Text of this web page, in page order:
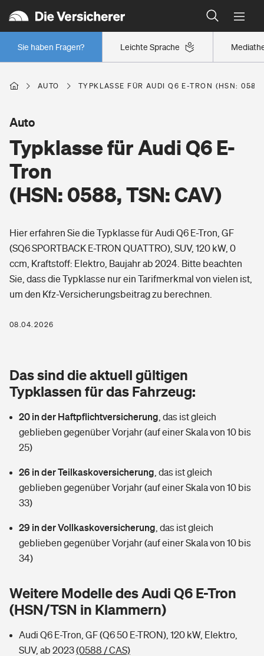
Leichte Sprache
Sie haben Fragen?
Wer versichert was: Jetzt Versicherer finden
Regionalklassen: So ist Ihre Region eingestuft
Wer versichert was: Jetzt Versicherer finden
Berufsunfähigkeitsversicherung
Arbeitsrechtsschutz
Berufshaftpflichtversicherung
Rentenrechner: Wie viel Geld bekomme ich im Alter?
Wer versichert was: Jetzt Versicherer finden
Sie haben Fragen?
Wohnen
Wohngebäudeversicherung
Hausratversicherung
Elementarversicherung
Photovoltaik
Wärmepumpen versichern
Vermieterrrechtsschutz
Mietkautionsversicherung
Restkreditversicherung
Zur Übersicht
Hochwasser-Check: Wie gefährdet ist Ihr Haus?
Wer versichert was: Jetzt Versicherer finden
Sie haben Fragen?
Pri­vate Haft­pflicht­
Rechts­schutz­ver­si­che­rung
Kinderunfall­ver­si­che­rung
Reiseversicherung
Handyversicherung
Private Cyberversicherung
Musikinstrumentenversicherung
Zur Übersicht
Gesundheit
Private Krankenversicherung
Tierkrankenversicherung
Zur Übersicht
Wer versichert was: Jetzt Versicherer finden
Sie haben Fragen?
Rentenrechner: Wie viel Geld bekomme ich im Alter?
AUTO TYPKLASSE FÜR AUDI Q6 E-TRON (HSN:
Typklasse für Audi Q6 E-
Tron
(HSN: 0588, TSN: CAV)
Auto
Hier erfahren Sie die Typklasse für Audi Q6 E-Tron, GF
(SQ6 SPORTBACK E-TRON QUATTRO), SUV, 120 kW, 0
ccm, Kraftstoff: Elektro, Baujahr ab 2024. Bitte beachten
Sie, dass die Typklasse nur ein Tarifmerkmal von vielen ist,
um den Kfz-Versicherungsbeitrag zu berechnen.
08.04.2026
Das sind die aktuell gültigen
Typklassen für das Fahrzeug:
20 in der Haftpflichtversicherung das ist gleich
geblieben gegenüber Vorjahr (auf einer Skala von 10 bis
25)
26 in der Teilkaskoversicherung das ist gleich
geblieben gegenüber Vorjahr (auf einer Skala von 10 bis
33)
29 in der Vollkaskoversicherung das ist gleich
geblieben gegenüber Vorjahr (auf einer Skala von 10 bis
34)
Weitere Modelle des Audi Q6 E-Tron
(HSN/TSN in Klammern)
Audi Q6 E-Tron, GF (Q6 50 E-TRON), 120 kW, Elektro,
SUV, ab 2023(0588 / CAS)